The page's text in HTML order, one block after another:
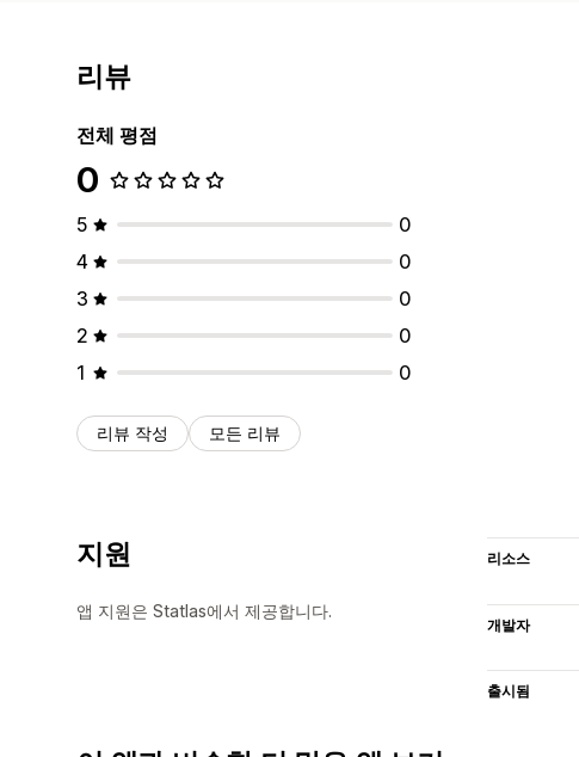
리뷰
전체 평점
0
5
0
4
0
3
0
2
0
1
0
리뷰 작성 모든 리뷰
지원
앱 지원은 Statlas에서 제공합니다.
리소스
개발자
출시됨